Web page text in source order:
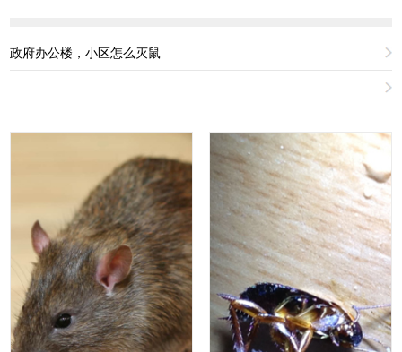
政府办公楼，小区怎么灭鼠